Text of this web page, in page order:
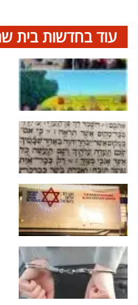
עוד בחדשות בית